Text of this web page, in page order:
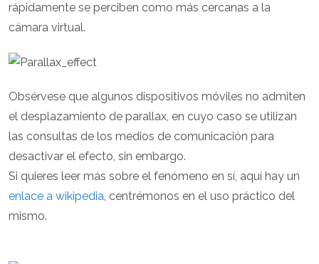
rápidamente se perciben como más cercanas a la
cámara virtual.
Obsérvese que algunos dispositivos móviles no admiten
el desplazamiento de parallax, en cuyo caso se utilizan
las consultas de los medios de comunicación para
desactivar el efecto, sin embargo.
Si quieres leer más sobre el fenómeno en sí, aquí hay un
enlace a wikipedia, centrémonos en el uso práctico del
mismo.